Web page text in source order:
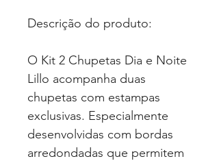
Descrição do produto:
O Kit 2 Chupetas Dia e Noite
Lillo acompanha duas
chupetas com estampas
exclusivas. Especialmente
desenvolvidas com bordas
arredondadas que permitem